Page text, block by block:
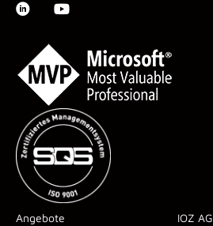
Angebote IOZ AG